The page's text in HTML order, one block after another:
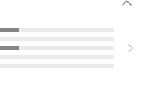
ペダルビン ソフトクロー